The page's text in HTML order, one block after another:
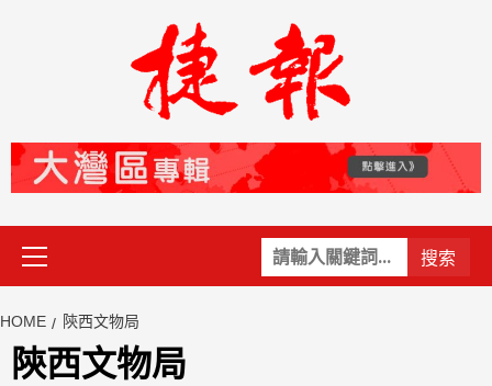
關
鍵
Primary
Menu
HOME 陝西文物局
陝西文物局